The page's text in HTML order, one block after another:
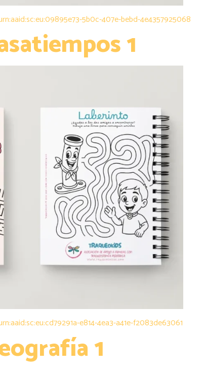
5b0c-407e-bebd-4e4357925068
1
e814-4ea3-a41e-f2083de63061
1